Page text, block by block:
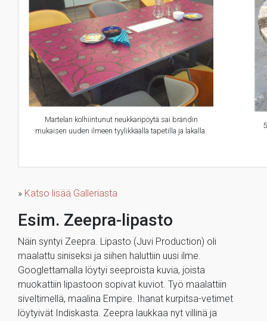
Martelan kolhiintunut neukkaripöytä sai brändin
mukaisen uuden ilmeen tyylikkäällä tapetilla ja lakalla.
» Katso lisää Galleriasta
Esim. Zeepra-lipasto
Näin syntyi Zeepra. Lipasto (Juvi Production) oli
maalattu siniseksi ja siihen haluttiin uusi ilme.
Googlettamalla löytyi seeproista kuvia, joista
muokattiin lipastoon sopivat kuviot. Työ maalattiin
siveltimellä, maalina Empire. Ihanat kurpitsa-vetimet
löytyivät Indiskasta. Zeepra laukkaa nyt villinä ja